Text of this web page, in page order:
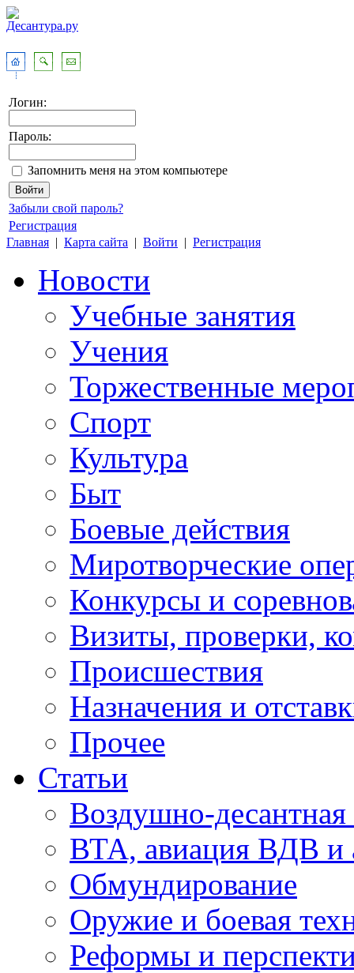
Логин:
Пароль:
Запомнить меня на этом компьютере
Забыли свой пароль?
Регистрация
Главная | Карта сайта | Войти | Регистрация
Новости
Учебные занятия
Учения
Торжественные
Спорт
Культура
Быт
Боевые действия
Миротворческие
Конкурсы и
Визиты, проверки,
Происшествия
Назначения и
Прочее
Статьи
Воздушно-десантная
ВТА, авиация ВДВ и
Обмундирование
Оружие и боевая
Реформы и